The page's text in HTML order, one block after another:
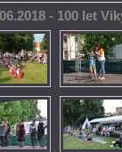
- 100 let